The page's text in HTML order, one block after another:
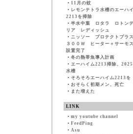
・ 11月の蚊
・ レモンテトラ水槽のエーハ
2213を掃除
・ 半水中葉 ロタラ ロトンデ
リア レディッシュ
・ ニッソー プロテクトプラ
３００Ｗ ヒーター＋サーモ
設置完了
・ 冬の熱帯魚導入計画
・ エーハイム2213掃除、
水槽
・ そろそろエーハイム2213を
・ おそらく初期メン、死亡
・ また増えた
LINK
・ my youtube channel
・ FeedPing
・ Asu